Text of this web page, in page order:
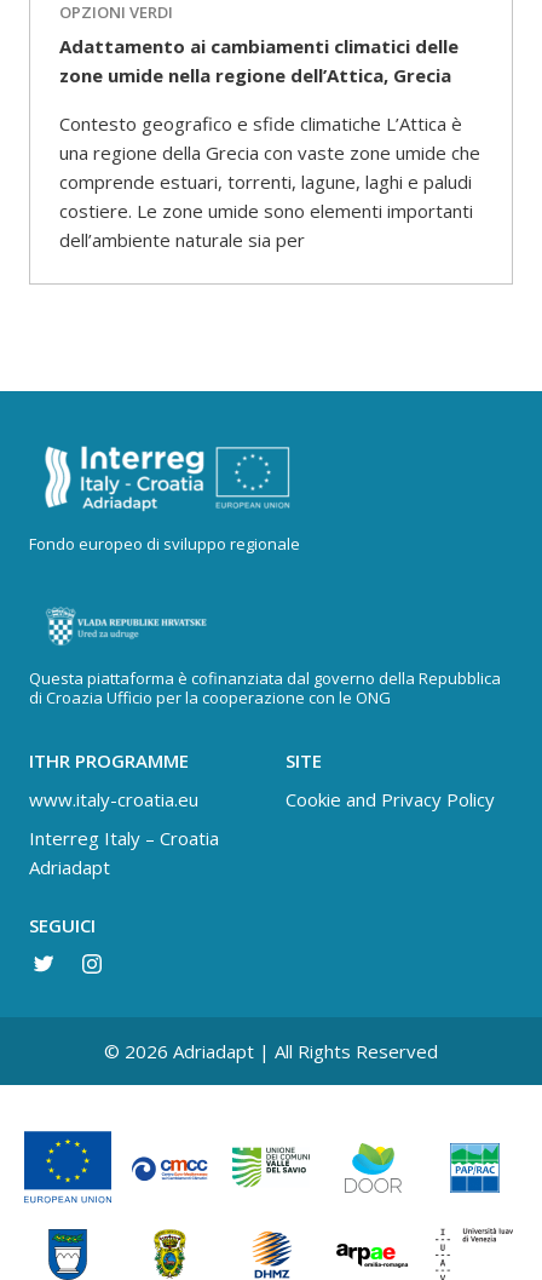
OPZIONI VERDI
Adattamento ai cambiamenti climatici delle
zone umide nella regione dell’Attica, Grecia
Contesto geografico e sfide climatiche L’Attica è
una regione della Grecia con vaste zone umide che
comprende estuari, torrenti, lagune, laghi e paludi
costiere. Le zone umide sono elementi importanti
dell’ambiente naturale sia per
Fondo europeo di sviluppo regionale
Questa piattaforma è cofinanziata dal governo della Repubblica
di Croazia Ufficio per la cooperazione con le ONG
ITHR PROGRAMME
www.italy-croatia.eu
Interreg Italy – Croatia
Adriadapt
SITE
Cookie and Privacy Policy
SEGUICI
© 2026 Adriadapt | All Rights Reserved